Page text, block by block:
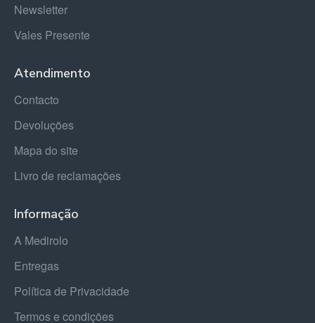
Newsletter
Vales Presente
Atendimento
Contacto
Devoluções
Mapa do site
Livro de reclamações
Informação
A Medirolo
Entregas
Política de Privacidade
Termos e condições